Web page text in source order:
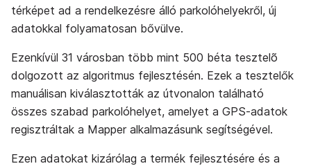
térképet ad a rendelkezésre álló parkolóhelyekről, új
adatokkal folyamatosan bővülve.
Ezenkívül 31 városban több mint 500 béta tesztelõ
dolgozott az algoritmus fejlesztésén. Ezek a tesztelők
manuálisan kiválasztották az útvonalon található
összes szabad parkolóhelyet, amelyet a GPS-adatok
regisztráltak a Mapper alkalmazásunk segítségével.
Ezen adatokat kizárólag a termék fejlesztésére és a